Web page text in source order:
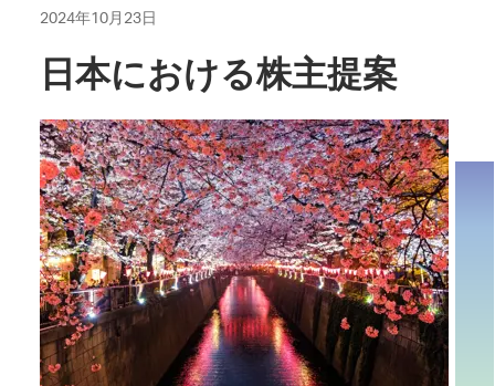
2024年10月23日
日本における株主提案